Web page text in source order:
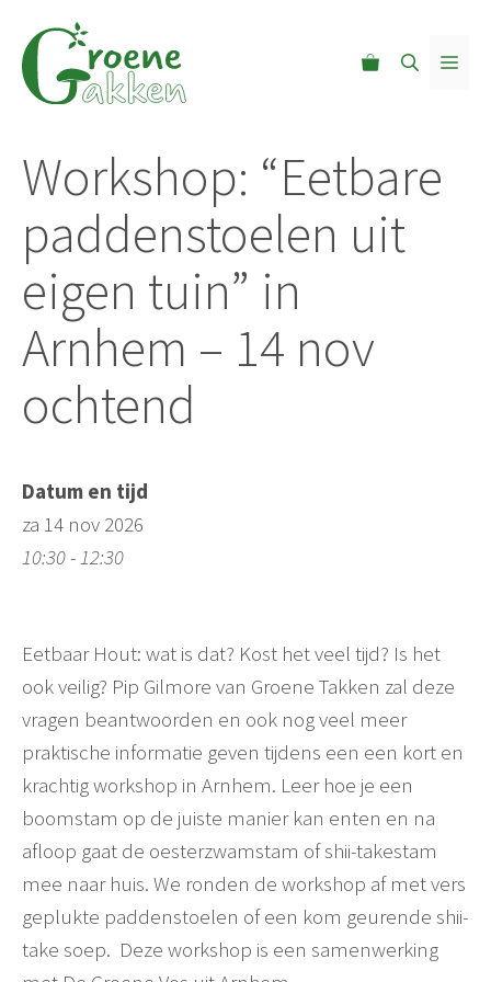
naar
Workshop: “Eetbare
paddenstoelen uit
eigen tuin” in
Arnhem – 14 nov
ochtend
Datum en tijd
za 14 nov 2026
10:30 - 12:30
Eetbaar Hout: wat is dat? Kost het veel tijd? Is het
ook veilig? Pip Gilmore van Groene Takken zal deze
vragen beantwoorden en ook nog veel meer
praktische informatie geven tijdens een een kort en
krachtig workshop in Arnhem. Leer hoe je een
boomstam op de juiste manier kan enten en na
afloop gaat de oesterzwamstam of shii-takestam
mee naar huis. We ronden de workshop af met vers
geplukte paddenstoelen of een kom geurende shii-
take soep. Deze workshop is een samenwerking